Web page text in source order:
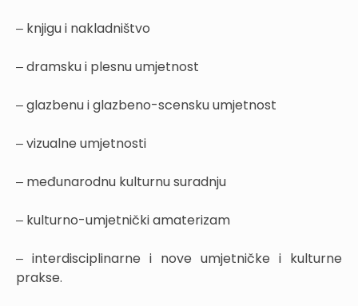
‒ knjigu i nakladništvo
‒ dramsku i plesnu umjetnost
‒ glazbenu i glazbeno-scensku umjetnost
‒ vizualne umjetnosti
‒ međunarodnu kulturnu suradnju
‒ kulturno-umjetnički amaterizam
‒ interdisciplinarne i nove umjetničke i kulturne
prakse.